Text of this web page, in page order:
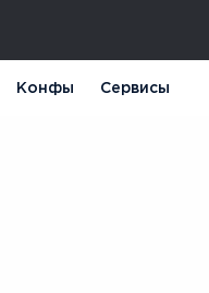
Конфы Сервисы